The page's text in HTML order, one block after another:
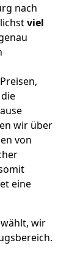
nach
viel
wir über
von
eine
wir